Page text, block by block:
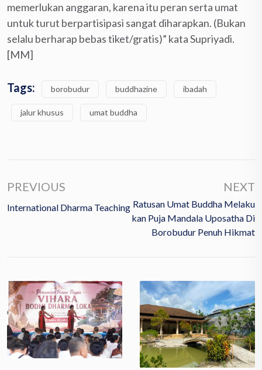
memerlukan anggaran, karena itu peran serta umat
untuk turut berpartisipasi sangat diharapkan. (Bukan
selalu berharap bebas tiket/gratis)” kata Supriyadi.
[MM]
Tags: borobudur buddhazine ibadah
jalur khusus umat buddha
PREVIOUS
International Dharma Teaching
NEXT
Ratusan Umat Buddha Melaku
Kan Puja Mandala Uposatha Di
Borobudur Penuh Hikmat